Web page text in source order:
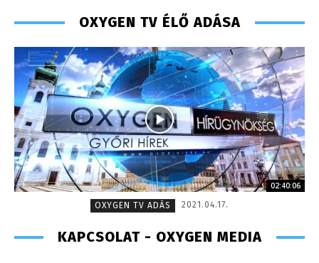
OXYGEN TV ÉLŐ ADÁSA
02:40:06
OXYGEN TV ADÁS
2021.04.17.
KAPCSOLAT - OXYGEN MEDIA